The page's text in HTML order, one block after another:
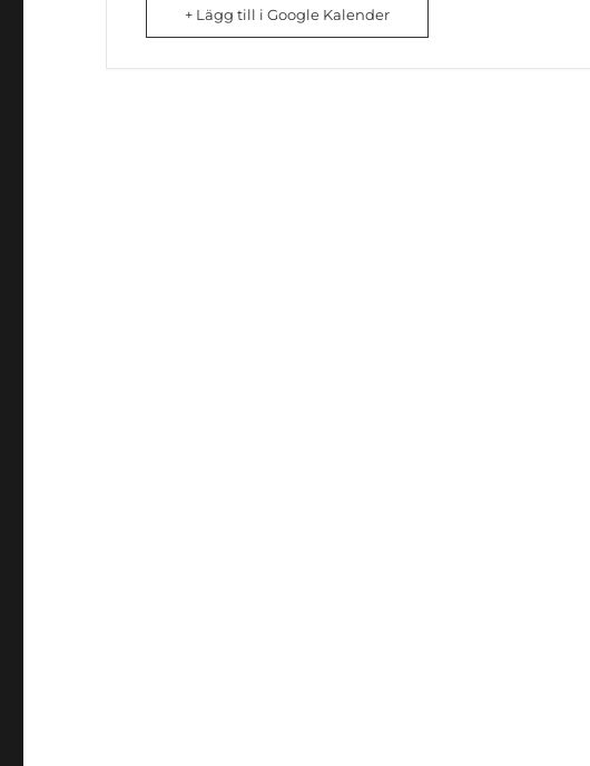
+ Lägg till i Google Kalender